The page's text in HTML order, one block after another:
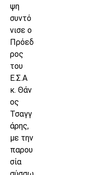
ψη
συντό
νισε ο
Πρόεδ
ρος
του
Ε.Σ.Α
κ. Θάν
ος
Τσαγγ
άρης,
με την
παρου
σία